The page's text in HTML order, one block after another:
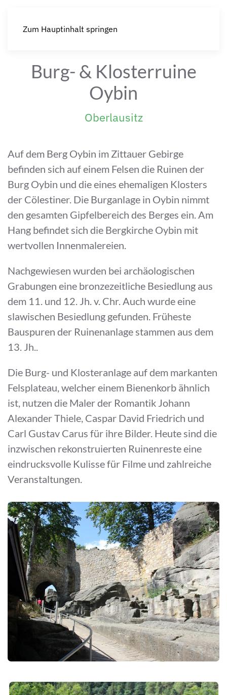
Zum Hauptinhalt springen
Burg- & Klosterruine
Oybin
Oberlausitz
Auf dem Berg Oybin im Zittauer Gebirge
befinden sich auf einem Felsen die Ruinen der
Burg Oybin und die eines ehemaligen Klosters
der Cölestiner. Die Burganlage in Oybin nimmt
den gesamten Gipfelbereich des Berges ein. Am
Hang befindet sich die Bergkirche Oybin mit
wertvollen Innenmalereien.
Nachgewiesen wurden bei archäologischen
Grabungen eine bronzezeitliche Besiedlung aus
dem 11. und 12. Jh. v. Chr. Auch wurde eine
slawischen Besiedlung gefunden. Früheste
Bauspuren der Ruinenanlage stammen aus dem
13. Jh..
Die Burg- und Klosteranlage auf dem markanten
Felsplateau, welcher einem Bienenkorb ähnlich
ist, nutzen die Maler der Romantik Johann
Alexander Thiele, Caspar David Friedrich und
Carl Gustav Carus für ihre Bilder. Heute sind die
inzwischen rekonstruierten Ruinenreste eine
eindrucksvolle Kulisse für Filme und zahlreiche
Veranstaltungen.